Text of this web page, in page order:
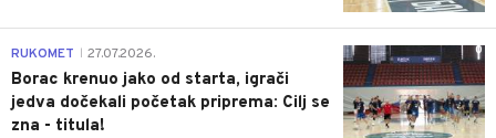
0
RUKOMET 27.07.2026.
Borac krenuo jako od starta, igrači
jedva dočekali početak priprema: Cilj se
zna - titula!